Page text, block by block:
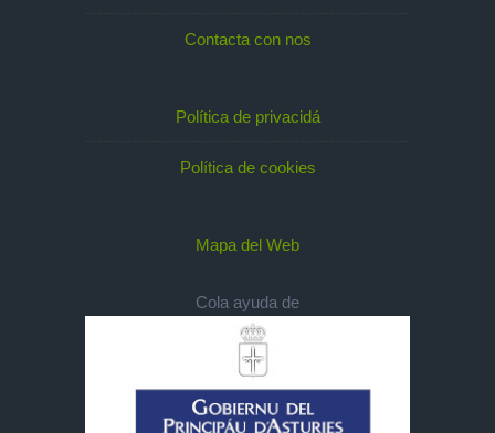
Contacta con nos
Política de privacidá
Política de cookies
Mapa del Web
Cola ayuda de